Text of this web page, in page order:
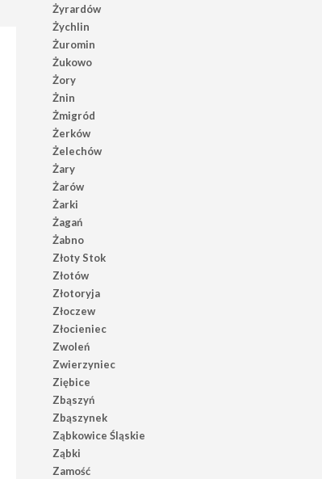
Żyrardów
Żychlin
Żuromin
Żukowo
Żory
Żnin
Żmigród
Żerków
Żelechów
Żary
Żarów
Żarki
Żagań
Żabno
Złoty Stok
Złotów
Złotoryja
Złoczew
Złocieniec
Zwoleń
Zwierzyniec
Ziębice
Zbąszyń
Zbąszynek
Ząbkowice Śląskie
Ząbki
Zamość